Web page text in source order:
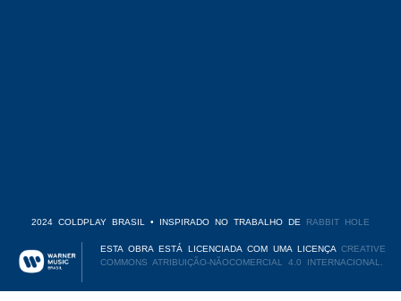
2024 COLDPLAY BRASIL • INSPIRADO NO TRABALHO DE RABBIT HOLE
ESTA OBRA ESTÁ LICENCIADA COM UMA LICENÇACREATIVE
COMMONS ATRIBUIÇÃO-NÃOCOMERCIAL 4.0 INTERNACIONAL.